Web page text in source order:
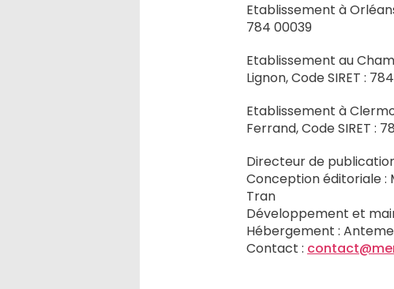
Etablissement à
784 00039
Etablissement au
Lignon, Code SIRET :
Etablissement à
Ferrand, Code SIRET :
Directeur de
Conception éditoriale :
Tran
Développement et
Hébergement :
Contact :